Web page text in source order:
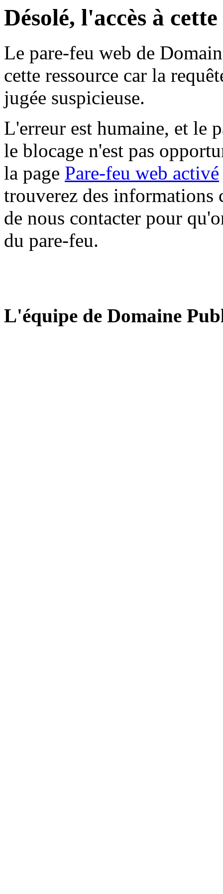
Désolé, l'accès à
Le pare-feu web de
cette ressource car la
jugée suspicieuse.
L'erreur est humaine, et le
le blocage n'est pas
la page Pare-feu web activé
trouverez des informations
de nous contacter pour
du pare-feu.
L'équipe de Domaine